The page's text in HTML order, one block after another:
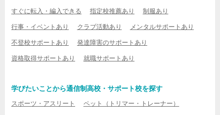
すぐに転入・編入できる 指定校推薦あり 制服あり
行事・イベントあり クラブ活動あり メンタルサポートあり
不登校サポートあり 発達障害のサポートあり
資格取得サポートあり 就職サポートあり
学びたいことから通信制高校・サポート校を探す
スポーツ・アスリート ペット（トリマー・トレーナー）